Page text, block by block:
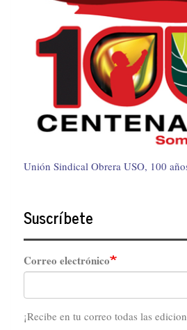
Unión Sindical Obrera USO, 100
Suscríbete
Correo electrónico
¡Recibe en tu correo todas las